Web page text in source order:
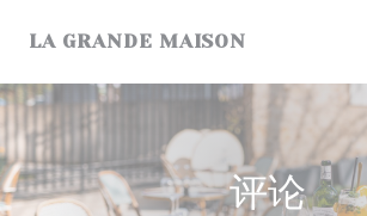
LA GRANDE MAISON
评论